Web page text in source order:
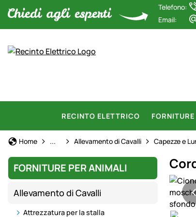
Telefono:
Email:
RECINTO ELETTRICO
Home Forniture per animali
... Allevamento di Cavalli Capezze e
FORNITURE PER ANIMALI
Allevamento di Cavalli
Attrezzatura per la stalla